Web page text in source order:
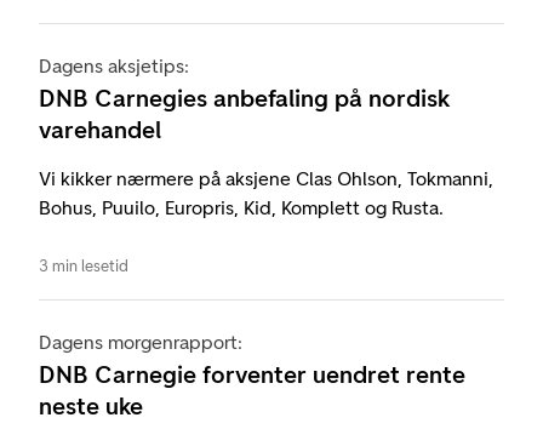
Dagens aksjetips:
DNB Carnegies anbefaling på nordisk
varehandel
Vi kikker nærmere på aksjene Clas Ohlson, Tokmanni,
Bohus, Puuilo, Europris, Kid, Komplett og Rusta.
3 min lesetid
Dagens morgenrapport:
DNB Carnegie forventer uendret rente
neste uke